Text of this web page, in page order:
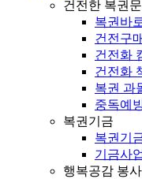
건전한 복권
복권바
건전구
건전화
건전화
복권 과
중독예
복권기금
복권기
기금사
행복공감 봉